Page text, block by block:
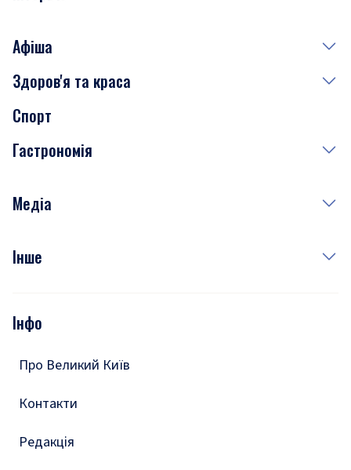
Афіша
Сьогодні
Завтра
Субота
Здоров'я та краса
Медицина
Краса
Спорт
Гастрономія
Рецепти
Медіа
Фото
Подкасти
Інше
Тести
Інфо
Про Великий Київ
Контакти
Редакція